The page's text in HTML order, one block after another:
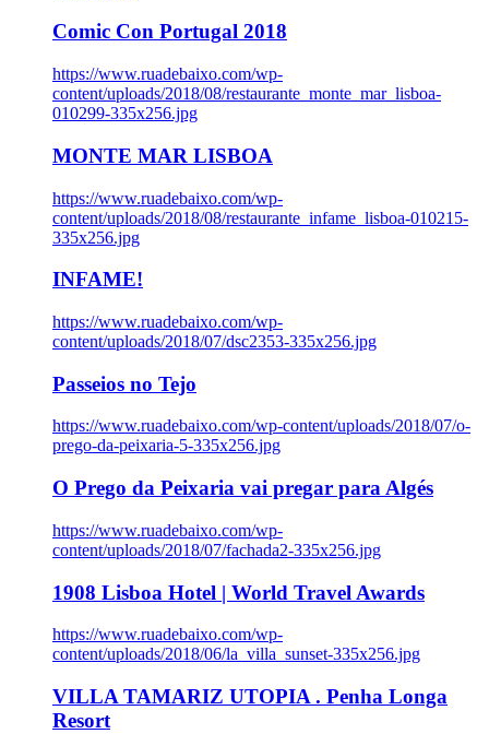
Comic Con Portugal 2018
https://www.ruadebaixo.com/wp-
content/uploads/2018/08/restaurante_monte_mar_lisboa-
010299-335x256.jpg
MONTE MAR LISBOA
https://www.ruadebaixo.com/wp-
content/uploads/2018/08/restaurante_infame_lisboa-010215-
335x256.jpg
INFAME!
https://www.ruadebaixo.com/wp-
content/uploads/2018/07/dsc2353-335x256.jpg
Passeios no Tejo
https://www.ruadebaixo.com/wp-content/uploads/2018/07/o-
prego-da-peixaria-5-335x256.jpg
O Prego da Peixaria vai pregar para Algés
https://www.ruadebaixo.com/wp-
content/uploads/2018/07/fachada2-335x256.jpg
1908 Lisboa Hotel | World Travel Awards
https://www.ruadebaixo.com/wp-
content/uploads/2018/06/la_villa_sunset-335x256.jpg
VILLA TAMARIZ UTOPIA . Penha Longa
Resort